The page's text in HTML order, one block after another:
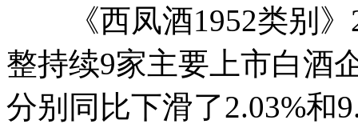
《西凤酒1952类别》
整持续9家主要上市白酒
分别同比下滑了2.03%和